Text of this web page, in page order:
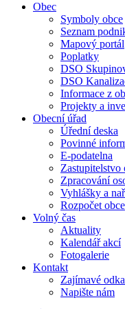
Obec
Symboly obce
Seznam
Mapový portál
Poplatky
DSO
DSO
Informace z
Projekty a
Obecní úřad
Úřední deska
Povinné
E-podatelna
Zastupitelstvo
Zpracování
Vyhlášky a
Rozpočet obce
Volný čas
Aktuality
Kalendář akcí
Fotogalerie
Kontakt
Zajímavé
Napište nám